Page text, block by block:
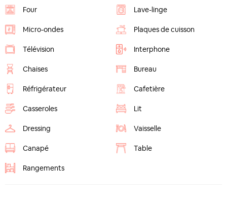
Four Lave-linge
Micro-ondes Plaques de cuisson
Télévision Interphone
Chaises Bureau
Réfrigérateur Cafetière
Casseroles Lit
Dressing Vaisselle
Canapé Table
Rangements